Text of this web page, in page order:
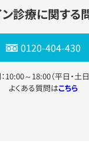
ン診療に関する
0120-404-430
10:00～18:00（平日・土
よくある質問はこちら